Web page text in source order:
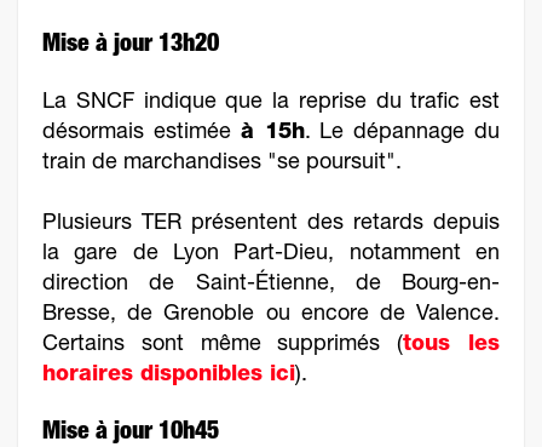
Mise à jour 13h20
La SNCF indique que la reprise du trafic est
désormais estimée à 15h. Le dépannage du
train de marchandises "se poursuit".
Plusieurs TER présentent des retards depuis
la gare de Lyon Part-Dieu, notamment en
direction de Saint-Étienne, de Bourg-en-
Bresse, de Grenoble ou encore de Valence.
Certains sont même supprimés (tous les
horaires disponibles ici).
Mise à jour 10h45